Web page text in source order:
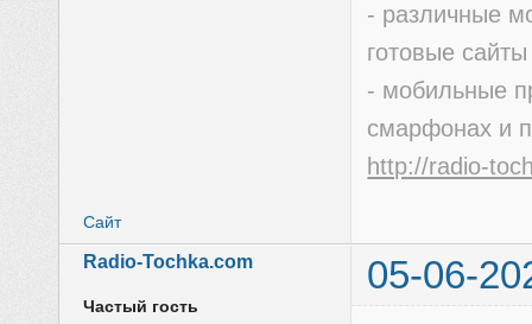
- различные
готовые
- мобильные
смарфонах и
http://radio-
Сайт
Radio-Tochka.com 05-06-
Частый гость